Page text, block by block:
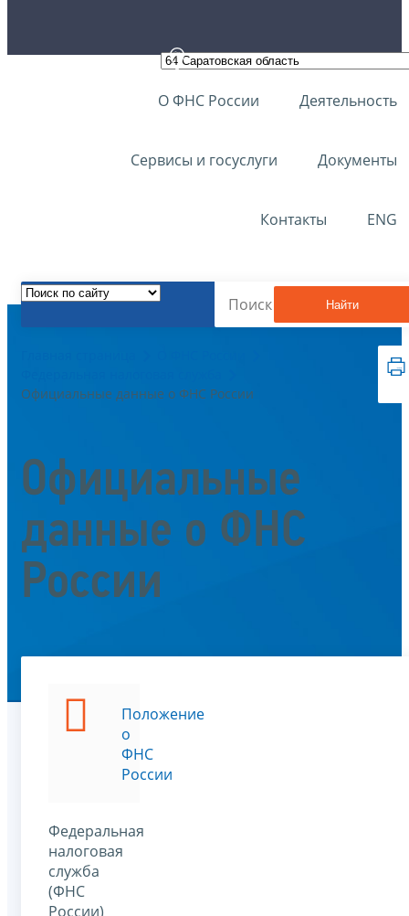
О ФНС России Деятельность
Сервисы и госуслуги Документы
Контакты ENG
Найти
Официальные данные о ФНС России
Официальные
данные о ФНС
России
Положение
о
ФНС
России
Федеральная
налоговая
служба
(ФНС
России)